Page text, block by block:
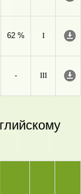
62 %
I
-
III